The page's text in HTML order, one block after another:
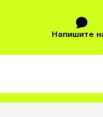
Напишите